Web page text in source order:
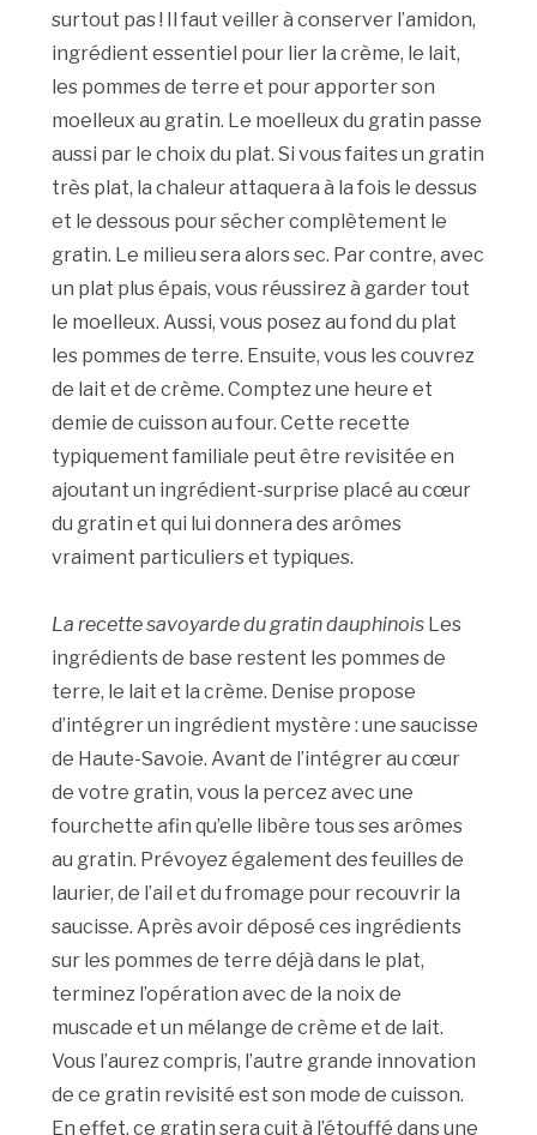
surtout pas ! Il faut veiller à conserver l’amidon,
ingrédient essentiel pour lier la crème, le lait,
les pommes de terre et pour apporter son
moelleux au gratin. Le moelleux du gratin passe
aussi par le choix du plat. Si vous faites un gratin
très plat, la chaleur attaquera à la fois le dessus
et le dessous pour sécher complètement le
gratin. Le milieu sera alors sec. Par contre, avec
un plat plus épais, vous réussirez à garder tout
le moelleux. Aussi, vous posez au fond du plat
les pommes de terre. Ensuite, vous les couvrez
de lait et de crème. Comptez une heure et
demie de cuisson au four. Cette recette
typiquement familiale peut être revisitée en
ajoutant un ingrédient-surprise placé au cœur
du gratin et qui lui donnera des arômes
vraiment particuliers et typiques.
La recette savoyarde du gratin dauphinois Les
ingrédients de base restent les pommes de
terre, le lait et la crème. Denise propose
d’intégrer un ingrédient mystère : une saucisse
de Haute-Savoie. Avant de l’intégrer au cœur
de votre gratin, vous la percez avec une
fourchette afin qu’elle libère tous ses arômes
au gratin. Prévoyez également des feuilles de
laurier, de l’ail et du fromage pour recouvrir la
saucisse. Après avoir déposé ces ingrédients
sur les pommes de terre déjà dans le plat,
terminez l’opération avec de la noix de
muscade et un mélange de crème et de lait.
Vous l’aurez compris, l’autre grande innovation
de ce gratin revisité est son mode de cuisson.
En effet, ce gratin sera cuit à l’étouffé dans une